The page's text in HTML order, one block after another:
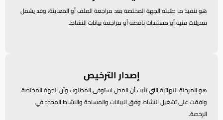
هو تنفيذ ما طلبته الجهة المختصة بعد مراجعة الملف أو المعاينة، وقد يشمل
تعديلات فنية أو مستندات ناقصة أو مراجعة بيانات النشاط.
إصدار الترخيص
هو المرحلة النهائية التي تثبت أن المحل استوفى المطلوب وأن الجهة المختصة
وافقت على تشغيل النشاط وفق البيانات والمساحة والنشاط المحدد في
الرخصة.